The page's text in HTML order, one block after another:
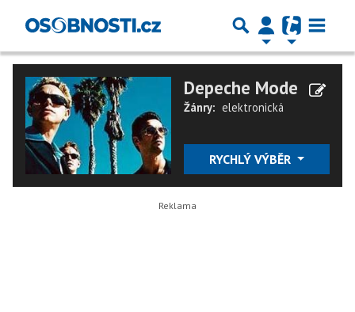
Depeche Mode
Žánry: elektronická
RYCHLÝ VÝBĚR